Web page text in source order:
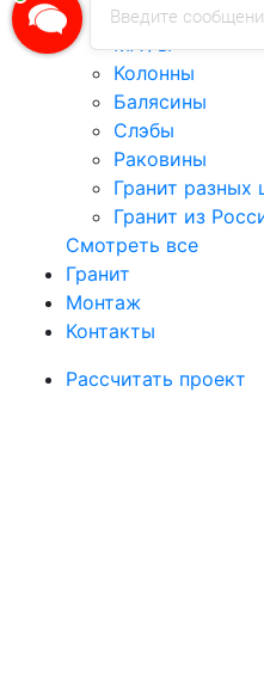
Лестницы
МАФы
Колонны
Балясины
Слэбы
Раковины
Гранит разных
Гранит из
Смотреть все
Гранит
Монтаж
Контакты
Рассчитать проект
Введите